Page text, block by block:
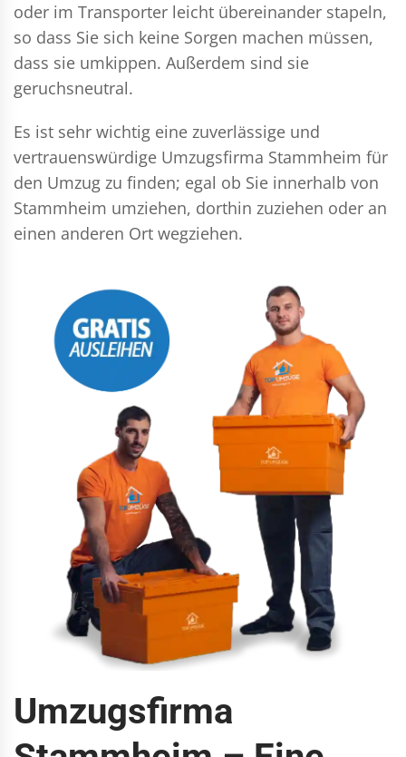
oder im Transporter leicht übereinander stapeln,
so dass Sie sich keine Sorgen machen müssen,
dass sie umkippen. Außerdem sind sie
geruchsneutral.
Es ist sehr wichtig eine zuverlässige und
vertrauenswürdige Umzugsfirma Stammheim für
den Umzug zu finden; egal ob Sie innerhalb von
Stammheim umziehen, dorthin zuziehen oder an
einen anderen Ort wegziehen.
Umzugsfirma